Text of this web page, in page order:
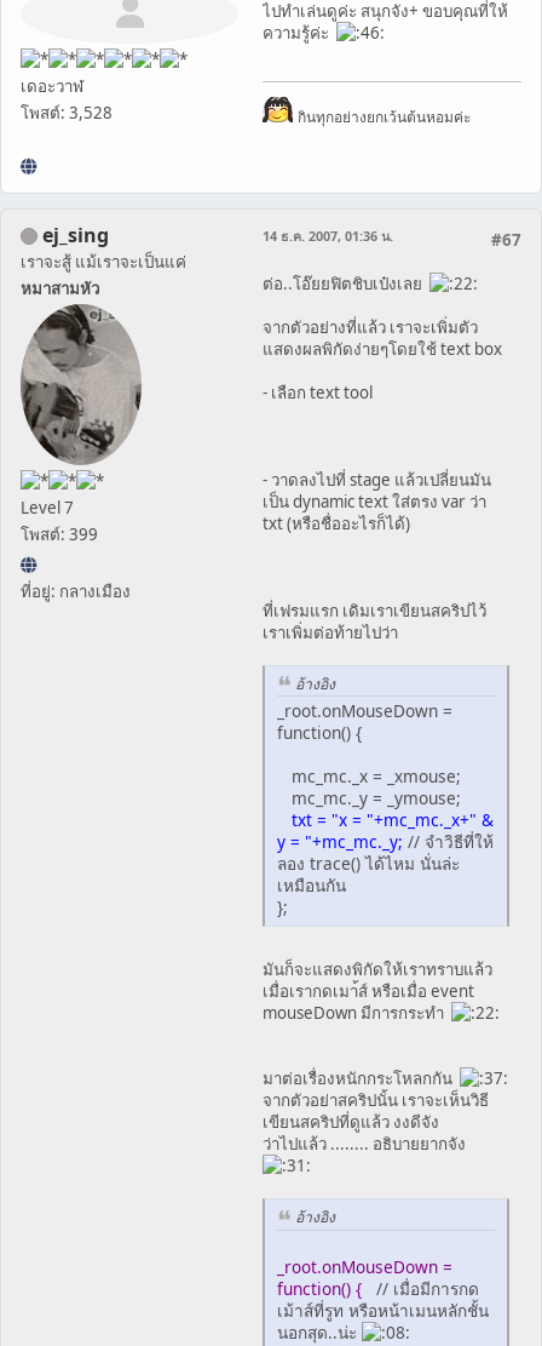
เดอะวาฬ
โพสต์: 3,528
ไปทำเล่นดูค่ะ สนุกจัง+ ขอบคุณที่ให้
ความรู้ค่ะ
กินทุกอย่างยกเว้นต้นหอมค่ะ
ej_sing
เราจะสู้ แม้เราจะเป็นแค่
หมาสามหัว
Level 7
โพสต์: 399
ที่อยู่: กลางเมือง
#67
14 ธ.ค. 2007, 01:36 น.
ต่อ..โอ๊ยยฟิตชิบเป๋งเลย
จากตัวอย่างที่แล้ว เราจะเพิ่มตัว
แสดงผลพิกัดง่ายๆโดยใช้ text box
- เลือก text tool
- วาดลงไปที่ stage แล้วเปลี่ยนมัน
เป็น dynamic text ใส่ตรง var ว่า
txt (หรือชื่ออะไรก็ได้)
ที่เฟรมแรก เดิมเราเขียนสคริปไว้
เราเพิ่มต่อท้ายไปว่า
อ้างอิง
_root.onMouseDown =
function() {
mc_mc._x = _xmouse;
mc_mc._y = _ymouse;
txt = "x = "+mc_mc._x+" &
y = "+mc_mc._y; // จำวิธีที่ให้
ลอง trace() ได้ไหม นั่นล่ะ
เหมือนกัน
};
มันก็จะแสดงพิกัดให้เราทราบแล้ว
เมื่อเรากดเมา้ส์ หรือเมื่อ event
mouseDown มีการกระทำ
มาต่อเรื่องหนักกระโหลกกัน
จากตัวอย่าสคริปนั้น เราจะเห็นวิธี
เขียนสคริปที่ดูแล้ว งงดีจัง
ว่าไปแล้ว ........ อธิบายยากจัง
อ้างอิง
_root.onMouseDown =
function() {
// เมื่อมีการกด
เม้าส์ที่รูท หรือหน้าเมนหลักชั้น
นอกสุด..น่ะ